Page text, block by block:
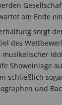
am Ende
sorgt
des
Showeinlage
schließlich
und